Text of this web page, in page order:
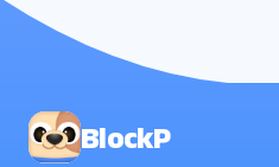
BlockP